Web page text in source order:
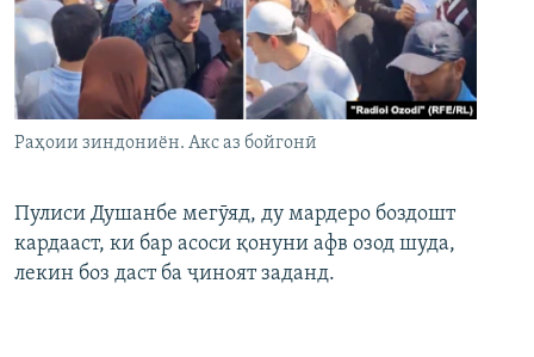
Раҳоии зиндониён. Акс аз бойгонӣ
Пулиси Душанбе мегӯяд, ду мардеро боздошт
кардааст, ки бар асоси қонуни афв озод шуда,
лекин боз даст ба ҷиноят заданд.